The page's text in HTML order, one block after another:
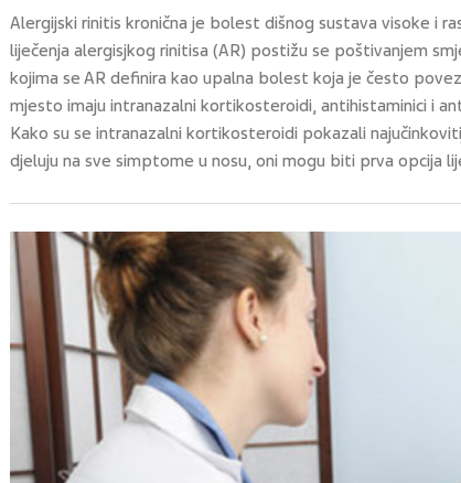
Alergijski rinitis kronična je bolest dišnog sustava visoke i
liječenja alergisjkog rinitisa (AR) postižu se poštivanjem
kojima se AR definira kao upalna bolest koja je često
mjesto imaju intranazalni kortikosteroidi, antihistaminici i
Kako su se intranazalni kortikosteroidi pokazali
djeluju na sve simptome u nosu, oni mogu biti prva opcija